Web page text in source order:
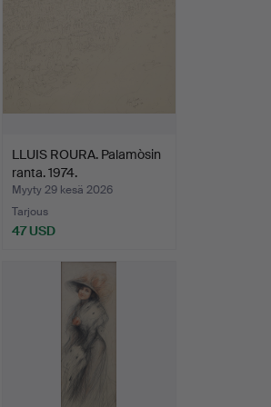
LLUIS ROURA. Palamòsin
ranta. 1974.
Myyty 29 kesä 2026
Tarjous
47 USD